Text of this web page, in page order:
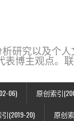
析研究以及
博主观点。联
06) 原创索引
(2019-20) 原创